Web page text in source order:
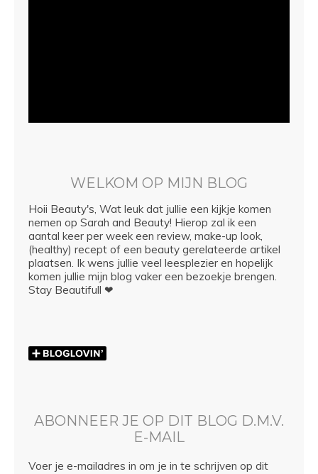
WELKOM OP MIJN BLOG
Hoii Beauty's, Wat leuk dat jullie een kijkje komen
nemen op Sarah and Beauty! Hierop zal ik een
aantal keer per week een review, make-up look,
(healthy) recept of een beauty gerelateerde artikel
plaatsen. Ik wens jullie veel leesplezier en hopelijk
komen jullie mijn blog vaker een bezoekje brengen.
Stay Beautifull ❤
ABONNEER JE OP DIT BLOG D.M.V.
E-MAIL
Voer je e-mailadres in om je in te schrijven op dit